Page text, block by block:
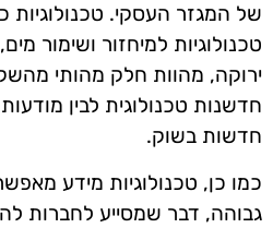
של המגזר העסקי. טכנולוגיות
טכנולוגיות למיחזור ושימור
ירוקה, מהוות חלק מהותי
חדשנות טכנולוגית לבין
חדשות בשוק.
כמו כן, טכנולוגיות מידע
גבוהה, דבר שמסייע לחברות